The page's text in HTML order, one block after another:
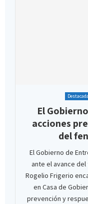
El
acciones
del
El Gobierno de
ante el avance
Rogelio Frigerio
en Casa de
prevención y